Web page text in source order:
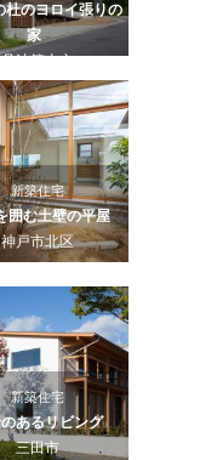
杜のヨロイ張りの
家
丹波篠山市
新築住宅
囲む土壁の平屋
神戸市北区
新築住宅
あるリビング
三田市